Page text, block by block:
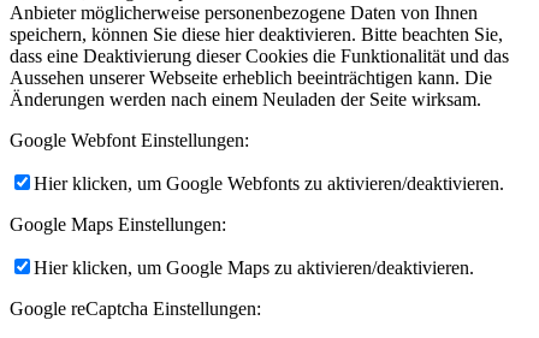
Anbieter möglicherweise personenbezogene Daten von Ihnen
speichern, können Sie diese hier deaktivieren. Bitte beachten Sie,
dass eine Deaktivierung dieser Cookies die Funktionalität und das
Aussehen unserer Webseite erheblich beeinträchtigen kann. Die
Änderungen werden nach einem Neuladen der Seite wirksam.
Google Webfont Einstellungen:
Hier klicken, um Google Webfonts zu aktivieren/deaktivieren.
Google Maps Einstellungen:
Hier klicken, um Google Maps zu aktivieren/deaktivieren.
Google reCaptcha Einstellungen: